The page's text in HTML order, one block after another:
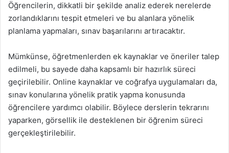
Öğrencilerin, dikkatli bir şekilde analiz ederek nerelerde
zorlandıklarını tespit etmeleri ve bu alanlara yönelik
planlama yapmaları, sınav başarılarını artıracaktır.
Mümkünse, öğretmenlerden ek kaynaklar ve öneriler talep
edilmeli, bu sayede daha kapsamlı bir hazırlık süreci
geçirilebilir. Online kaynaklar ve coğrafya uygulamaları da,
sınav konularına yönelik pratik yapma konusunda
öğrencilere yardımcı olabilir. Böylece derslerin tekrarını
yaparken, görsellik ile desteklenen bir öğrenim süreci
gerçekleştirilebilir.